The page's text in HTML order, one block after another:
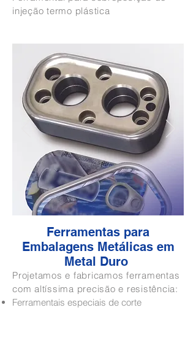
injeção termo plástica
Ferramentas para
Embalagens Metálicas em
Metal Duro
Projetamos e fabricamos ferramentas
com altíssima precisão e resistência:
Ferramentais especiais de corte